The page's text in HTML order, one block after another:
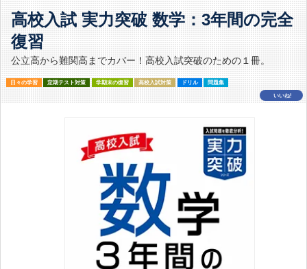
高校入試 実力突破 数学：3年間の完全
復習
公立高から難関高までカバー！高校入試突破のための１冊。
日々の学習 定期テスト対策 学期末の復習 高校入試対策 ドリル 問題集
いいね!